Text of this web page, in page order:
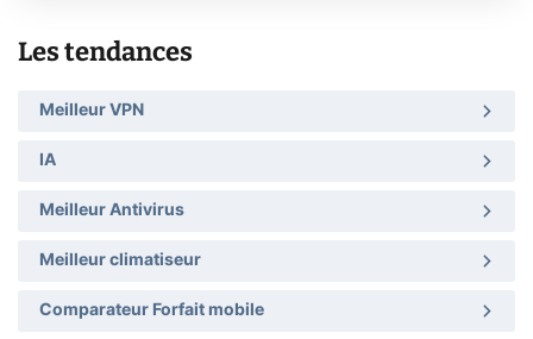
Les tendances
Meilleur VPN
IA
Meilleur Antivirus
Meilleur climatiseur
Comparateur Forfait mobile